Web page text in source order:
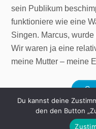
sein Publikum
funktioniere wie eine
Singen. Marcus,
Wir waren ja eine
meine Mutter – meine
Du kannst deine
den den Button